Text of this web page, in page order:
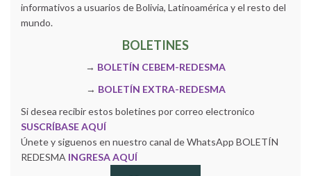
informativos a usuarios de Bolivia, Latinoamérica y el resto del
mundo.
BOLETINES
→ BOLETÍN CEBEM-REDESMA
→ BOLETÍN EXTRA-REDESMA
Si desea recibir estos boletines por correo electronico
SUSCRÍBASE AQUÍ
Únete y siguenos en nuestro canal de WhatsApp BOLETÍN
REDESMA INGRESA AQUÍ